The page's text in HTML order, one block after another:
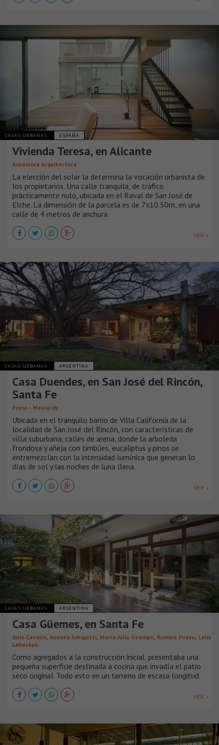
CASAS URBANAS ESPAÑA
Vivienda Teresa, en Alicante
Rocamora Arquitectura
La elección del solar la determina la vocación urbanista de
los propietarios. Una calle tranquila, de tráfico
prácticamente nulo, ubicada en el Raval de San José de
Elche. La dimensión de la parcela es de 7x10.50m, en una
calle de 4 metros de anchura.
VER +
CASAS URBANAS ARGENTINA
Casa Duendes, en San José del Rincón,
Santa Fe
Puyol – Meinardy
Ubicada en el tranquilo barrio de Villa California de la
localidad de San José del Rincón, con características de
villa suburbana, calles de arena, donde la arboleda
frondosa y añeja con timbúes, eucaliptus y pinos se
entremezclan con la intensidad lumínica que generan lo
días de sol y las noches de luna llena.
VER +
CASAS URBANAS ARGENTINA
Casa Güemes, en Santa Fe
Julio Cavallo, Rosana Sdrigotti, María Julia Ocampo, Romina Pueyo, Lelis
Labuckas
Como agregados a la construcción inicial, presentaba una
pequeña superficie destinada a cocina que invadía el patio
seco original. Todo esto en un terreno de escasa longitud.
VER +